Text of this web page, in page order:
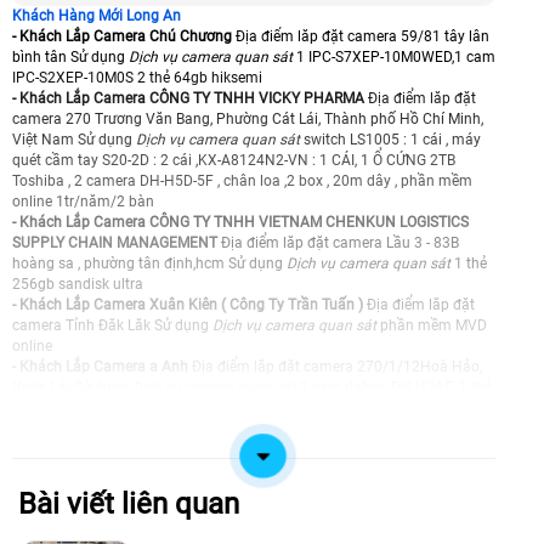
Khách Hàng Mới Long An
- Khách Lắp Camera Chú Chương Địa điểm lăp đặt camera 59/81 tây lân
bình tân Sử dụng Dịch vụ camera quan sát 1 IPC-S7XEP-10M0WED,1 cam
IPC-S2XEP-10M0S 2 thẻ 64gb hiksemi
- Khách Lắp Camera CÔNG TY TNHH VICKY PHARMA Địa điểm lăp đặt
camera 270 Trương Văn Bang, Phường Cát Lái, Thành phố Hồ Chí Minh,
Việt Nam Sử dụng Dịch vụ camera quan sátswitch LS1005 : 1 cái , máy
quét cầm tay S20-2D : 2 cái ,KX-A8124N2-VN : 1 CÁI, 1 Ổ CỨNG 2TB
Toshiba , 2 camera DH-H5D-5F , chân loa ,2 box , 20m dây , phần mềm
online 1tr/năm/2 bàn
- Khách Lắp Camera CÔNG TY TNHH VIETNAM CHENKUN LOGISTICS
SUPPLY CHAIN MANAGEMENTĐịa điểm lăp đặt camera Lầu 3 - 83B
hoàng sa , phường tân định,hcm Sử dụng Dịch vụ camera quan sát 1 thẻ
256gb sandisk ultra
- Khách Lắp Camera Xuân Kiên ( Công Ty Trần Tuấn ) Địa điểm lăp đặt
camera Tỉnh Đăk Lăk Sử dụng Dịch vụ camera quan sát phần mềm MVD
online
Địa điểm lăp đặt camera 173/170/2 An Dương
Vương, An Lạc, Bình Tân Sử dụng Dịch vụ camera quan sát
- Khách Lắp Camera Lầu 3, ban quản lý chợ Nga
328 võ văn kiệt, phường cầu ông lãnh Sử dụng
Bài viết liên quan